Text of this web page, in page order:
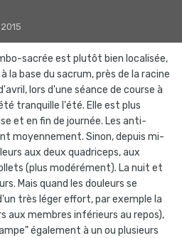
sacrée est plutôt bien localisée,
la base du sacrum, près de la racine
lors d'une séance de course à
tranquille l'été. Elle est plus
et en fin de journée. Les anti-
moyennement. Sinon, depuis mi-
aux deux quadriceps, aux
(plus modérément). La nuit et
Mais quand les douleurs se
très léger effort, par exemple la
aux membres inférieurs au repos),
également à un ou plusieurs